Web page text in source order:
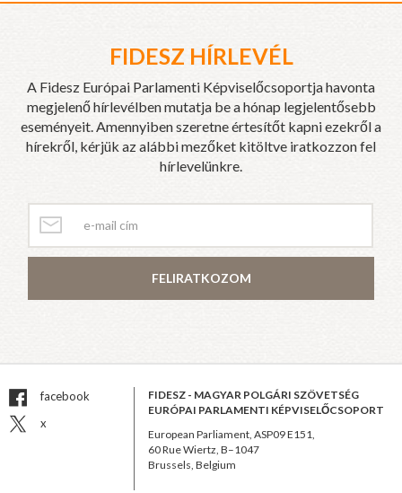
FIDESZ HÍRLEVÉL
A Fidesz Európai Parlamenti Képviselőcsoportja havonta
megjelenő hírlevélben mutatja be a hónap legjelentősebb
eseményeit. Amennyiben szeretne értesítőt kapni ezekről a
hírekről, kérjük az alábbi mezőket kitöltve iratkozzon fel
hírlevelünkre.
FELIRATKOZOM
facebook
x
FIDESZ - MAGYAR POLGÁRI SZÖVETSÉG
EURÓPAI PARLAMENTI KÉPVISELŐCSOPORT
European Parliament, ASP09 E151,
60 Rue Wiertz, B–1047
Brussels, Belgium